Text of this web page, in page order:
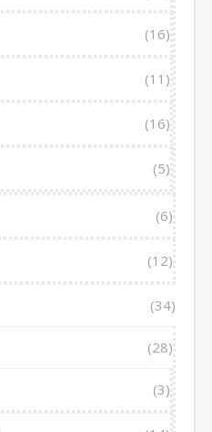
(16)
(11)
(16)
(5)
(6)
(12)
(34)
(28)
(3)